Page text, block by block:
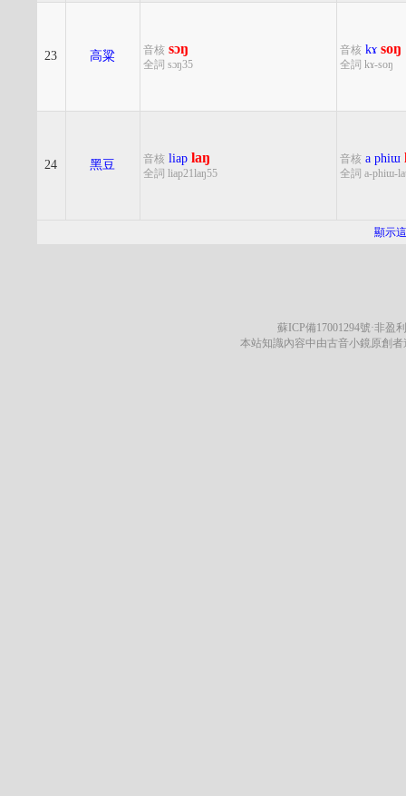
23 高粱 音核 sɔŋ
全詞 sɔŋ35
音核 kɤ soŋ
全詞 kɤ-soŋ
24 黑豆 音核 liap laŋ
全詞 liap21laŋ55
音核 a phiɯ
全詞 a-phiɯ-
顯示
蘇ICP備17001294號·非盈
本站知識內容中由古音小鏡原創